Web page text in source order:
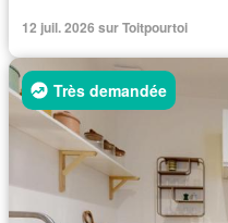
12 juil. 2026 sur Toitpourtoi
Très demandée